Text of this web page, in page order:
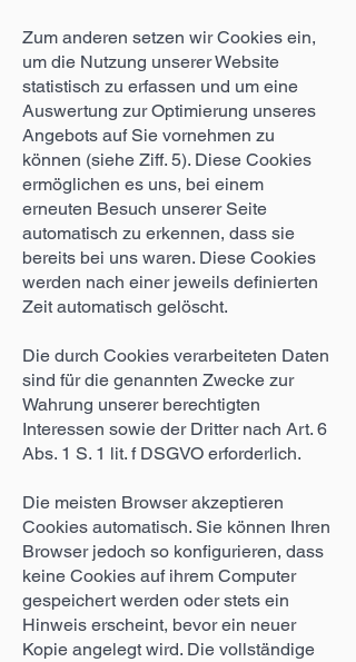
Zum anderen setzen wir Cookies ein,
um die Nutzung unserer Website
statistisch zu erfassen und um eine
Auswertung zur Optimierung unseres
Angebots auf Sie vornehmen zu
können (siehe Ziff. 5). Diese Cookies
ermöglichen es uns, bei einem
erneuten Besuch unserer Seite
automatisch zu erkennen, dass sie
bereits bei uns waren. Diese Cookies
werden nach einer jeweils definierten
Zeit automatisch gelöscht.
Die durch Cookies verarbeiteten Daten
sind für die genannten Zwecke zur
Wahrung unserer berechtigten
Interessen sowie der Dritter nach Art. 6
Abs. 1 S. 1 lit. f DSGVO erforderlich.
Die meisten Browser akzeptieren
Cookies automatisch. Sie können Ihren
Browser jedoch so konfigurieren, dass
keine Cookies auf ihrem Computer
gespeichert werden oder stets ein
Hinweis erscheint, bevor ein neuer
Kopie angelegt wird. Die vollständige